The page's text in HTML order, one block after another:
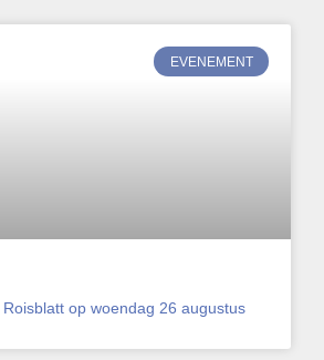
EVENEMENT
op woendag 26 augustus